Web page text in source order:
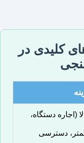
کلیدی در
(اجاره دستگاه،
دسترسی